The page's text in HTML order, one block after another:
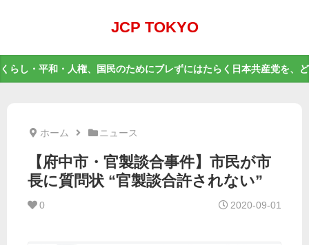
JCP TOKYO
くらし・平和・人権、国民のためにブレずにはたらく日本共産党を、
ホーム ニュース
【府中市・官製談合事件】市民が市
長に質問状 “官製談合許されない”
0 2020-09-01